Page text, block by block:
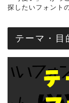
探したいフォント
テーマ・目